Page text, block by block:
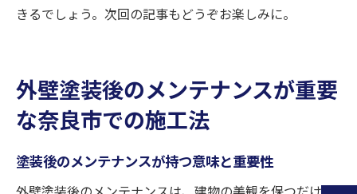
きるでしょう。次回の記事もどうぞお楽しみに。
外壁塗装後のメンテナンスが重要
な奈良市での施工法
塗装後のメンテナンスが持つ意味と重要性